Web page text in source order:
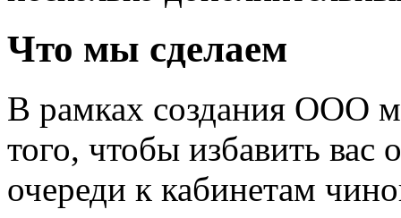
Что мы сделаем
В рамках создания ООО
того, чтобы избавить вас
очереди к кабинетам